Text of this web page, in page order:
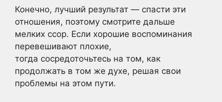
Конечно, лучший результат — спасти эти
отношения, поэтому смотрите дальше
мелких ссор. Если хорошие воспоминания
перевешивают плохие,
тогда сосредоточьтесь на том, как
продолжать в том же духе, решая свои
проблемы на этом пути.